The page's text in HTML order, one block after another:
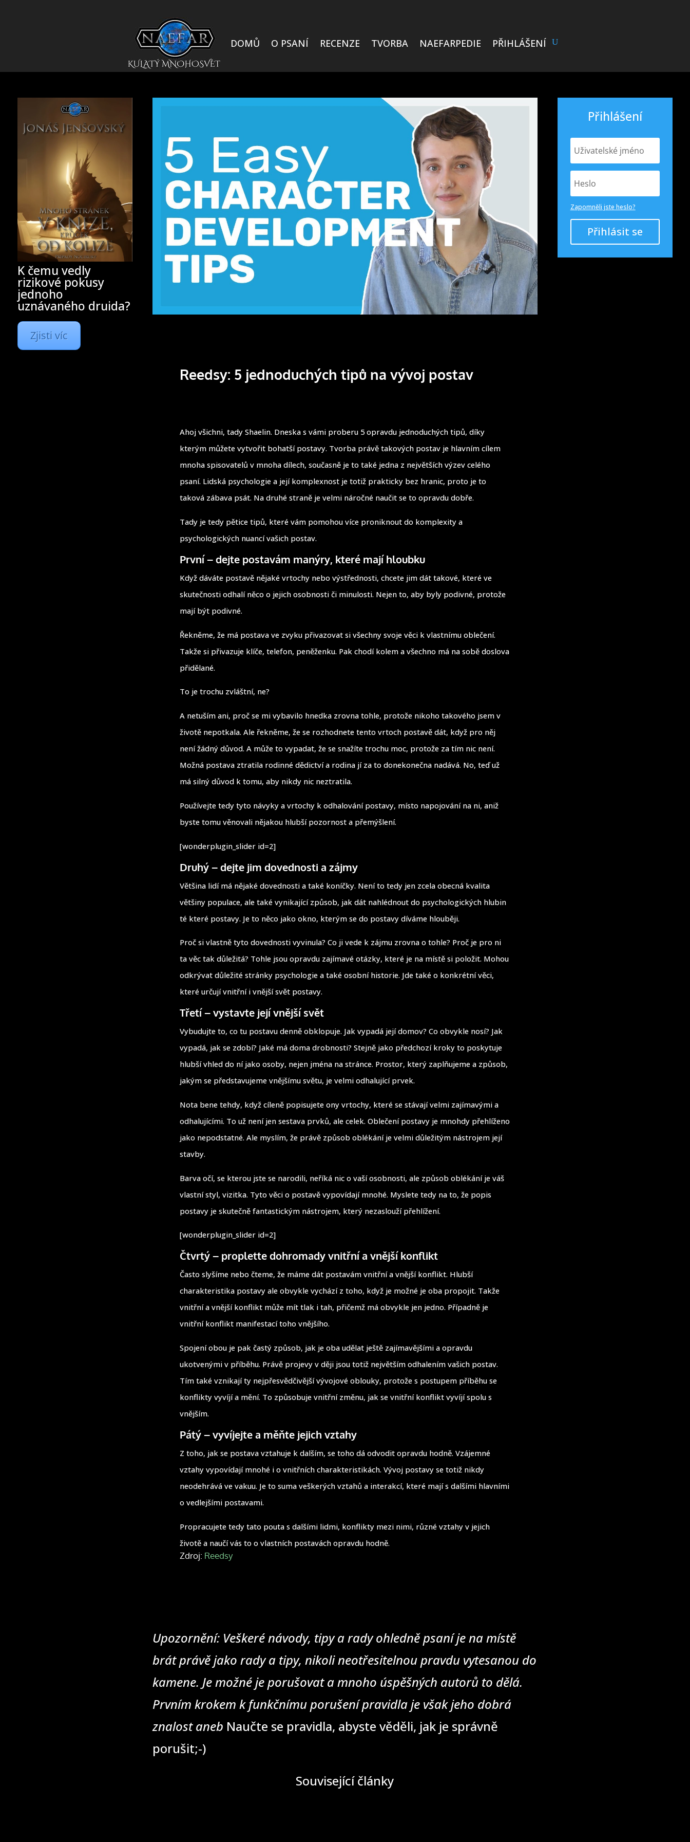
DOMŮ O PSANÍ RECENZE TVORBA NAEFARPEDIE PŘIHLÁŠENÍ
K čemu vedly
rizikové pokusy
jednoho
uznávaného druida?
Zjisti víc
Reedsy: 5 jednoduchých tipů na vývoj postav
Ahoj všichni, tady Shaelin. Dneska s vámi proberu 5 opravdu jednoduchých tipů, díky
kterým můžete vytvořit bohatší postavy. Tvorba právě takových postav je hlavním cílem
mnoha spisovatelů v mnoha dílech, současně je to také jedna z největších výzev celého
psaní. Lidská psychologie a její komplexnost je totiž prakticky bez hranic, proto je to
taková zábava psát. Na druhé straně je velmi náročné naučit se to opravdu dobře.
Tady je tedy pětice tipů, které vám pomohou více proniknout do komplexity a
psychologických nuancí vašich postav.
První – dejte postavám manýry, které mají hloubku
Když dáváte postavě nějaké vrtochy nebo výstřednosti, chcete jim dát takové, které ve
skutečnosti odhalí něco o jejich osobnosti či minulosti. Nejen to, aby byly podivné, protože
mají být podivné.
Řekněme, že má postava ve zvyku přivazovat si všechny svoje věci k vlastnímu oblečení.
Takže si přivazuje klíče, telefon, peněženku. Pak chodí kolem a všechno má na sobě doslova
přidělané.
To je trochu zvláštní, ne?
A netuším ani, proč se mi vybavilo hnedka zrovna tohle, protože nikoho takového jsem v
životě nepotkala. Ale řekněme, že se rozhodnete tento vrtoch postavě dát, když pro něj
není žádný důvod. A může to vypadat, že se snažíte trochu moc, protože za tím nic není.
Možná postava ztratila rodinné dědictví a rodina jí za to donekonečna nadává. No, teď už
má silný důvod k tomu, aby nikdy nic neztratila.
Používejte tedy tyto návyky a vrtochy k odhalování postavy, místo napojování na ni, aniž
byste tomu věnovali nějakou hlubší pozornost a přemýšlení.
[wonderplugin_slider id=2]
Druhý – dejte jim dovednosti a zájmy
Většina lidí má nějaké dovednosti a také koníčky. Není to tedy jen zcela obecná kvalita
většiny populace, ale také vynikající způsob, jak dát nahlédnout do psychologických hlubin
té které postavy. Je to něco jako okno, kterým se do postavy díváme hlouběji.
Proč si vlastně tyto dovednosti vyvinula? Co ji vede k zájmu zrovna o tohle? Proč je pro ni
ta věc tak důležitá? Tohle jsou opravdu zajímavé otázky, které je na místě si položit. Mohou
odkrývat důležité stránky psychologie a také osobní historie. Jde také o konkrétní věci,
které určují vnitřní i vnější svět postavy.
Třetí – vystavte její vnější svět
Vybudujte to, co tu postavu denně obklopuje. Jak vypadá její domov? Co obvykle nosí? Jak
vypadá, jak se zdobí? Jaké má doma drobnosti? Stejně jako předchozí kroky to poskytuje
hlubší vhled do ní jako osoby, nejen jména na stránce. Prostor, který zaplňujeme a způsob,
jakým se představujeme vnějšímu světu, je velmi odhalující prvek.
Nota bene tehdy, když cíleně popisujete ony vrtochy, které se stávají velmi zajímavými a
odhalujícími. To už není jen sestava prvků, ale celek. Oblečení postavy je mnohdy přehlíženo
jako nepodstatné. Ale myslím, že právě způsob oblékání je velmi důležitým nástrojem její
stavby.
Barva očí, se kterou jste se narodili, neříká nic o vaší osobnosti, ale způsob oblékání je váš
vlastní styl, vizitka. Tyto věci o postavě vypovídají mnohé. Myslete tedy na to, že popis
postavy je skutečně fantastickým nástrojem, který nezaslouží přehlížení.
[wonderplugin_slider id=2]
Čtvrtý – propleťte dohromady vnitřní a vnější konflikt
Často slyšíme nebo čteme, že máme dát postavám vnitřní a vnější konflikt. Hlubší
charakteristika postavy ale obvykle vychází z toho, když je možné je oba propojit. Takže
vnitřní a vnější konflikt může mít tlak i tah, přičemž má obvykle jen jedno. Případně je
vnitřní konflikt manifestací toho vnějšího.
Spojení obou je pak častý způsob, jak je oba udělat ještě zajímavějšími a opravdu
ukotvenými v příběhu. Právě projevy v ději jsou totiž největším odhalením vašich postav.
Tím také vznikají ty nejpřesvědčivější vývojové oblouky, protože s postupem příběhu se
konflikty vyvíjí a mění. To způsobuje vnitřní změnu, jak se vnitřní konflikt vyvíjí spolu s
vnějším.
Pátý – vyvíjejte a měňte jejich vztahy
Z toho, jak se postava vztahuje k dalším, se toho dá odvodit opravdu hodně. Vzájemné
vztahy vypovídají mnohé i o vnitřních charakteristikách. Vývoj postavy se totiž nikdy
neodehrává ve vakuu. Je to suma veškerých vztahů a interakcí, které mají s dalšími hlavními
o vedlejšími postavami.
Propracujete tedy tato pouta s dalšími lidmi, konflikty mezi nimi, různé vztahy v jejich
životě a naučí vás to o vlastních postavách opravdu hodně.
Zdroj: Reedsy
Upozornění: Veškeré návody, tipy a rady ohledně psaní je na místě
brát právě jako rady a tipy, nikoli neotřesitelnou pravdu vytesanou do
kamene. Je možné je porušovat a mnoho úspěšných autorů to dělá.
Prvním krokem k funkčnímu porušení pravidla je však jeho dobrá
znalost aneb Naučte se pravidla, abyste věděli, jak je správně
porušit;-)
Související články
Přihlášení
Zapomněli jste heslo?
Přihlásit se